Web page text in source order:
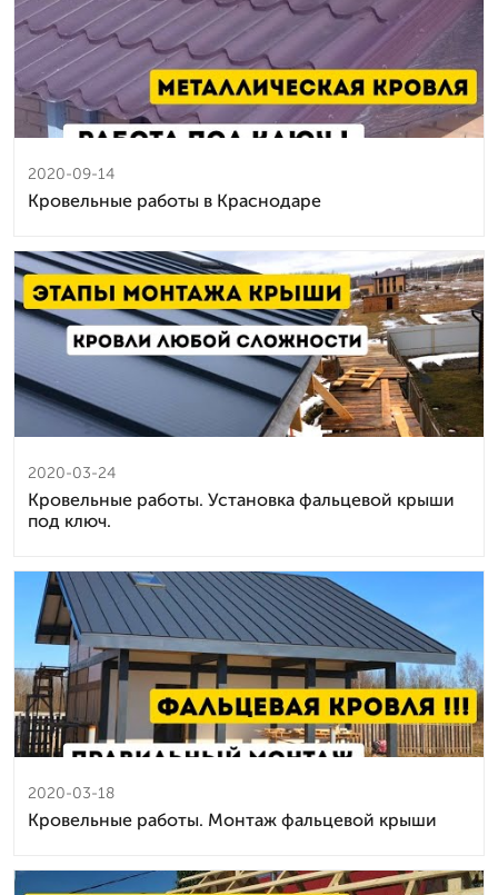
2020-09-14
Кровельные работы в Краснодаре
2020-03-24
Кровельные работы. Установка фальцевой крыши
под ключ.
2020-03-18
Кровельные работы. Монтаж фальцевой крыши